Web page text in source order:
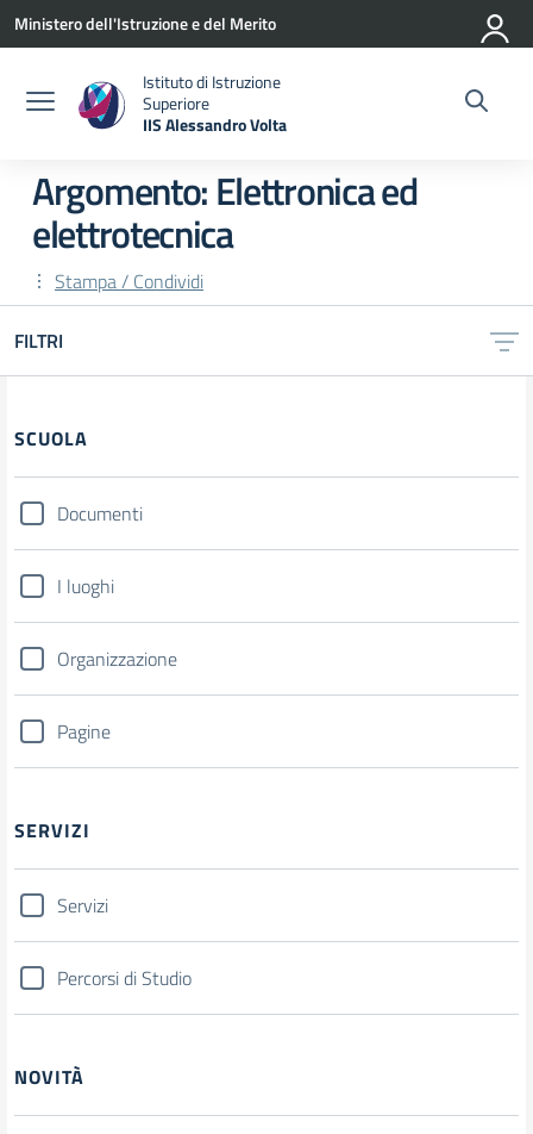
Vai ai contenuti
Vai al menu di navigazione
Vai al footer
Ministero dell'Istruzione e del Merito
Istituto di Istruzione
Superiore
IIS Alessandro Volta
Argomento: Elettronica ed
elettrotecnica
Stampa / Condividi
FILTRI
Filtri
SCUOLA
Documenti
I luoghi
Organizzazione
Pagine
SERVIZI
Servizi
Percorsi di Studio
NOVITÀ